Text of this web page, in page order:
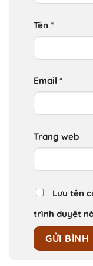
Tên *
Email *
Trang web
Lưu tên
trình duyệt